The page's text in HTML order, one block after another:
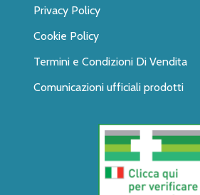
Privacy Policy
Cookie Policy
Termini e Condizioni Di Vendita
Comunicazioni ufficiali prodotti